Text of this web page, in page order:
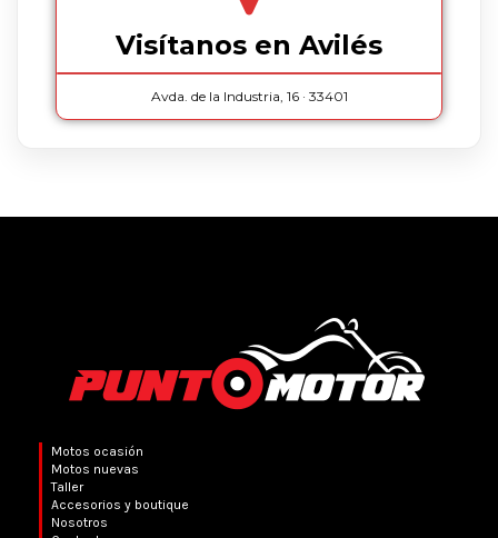
Visítanos en Avilés
Avda. de la Industria, 16 · 33401
Motos ocasión
Motos nuevas
Taller
Accesorios y boutique
Nosotros